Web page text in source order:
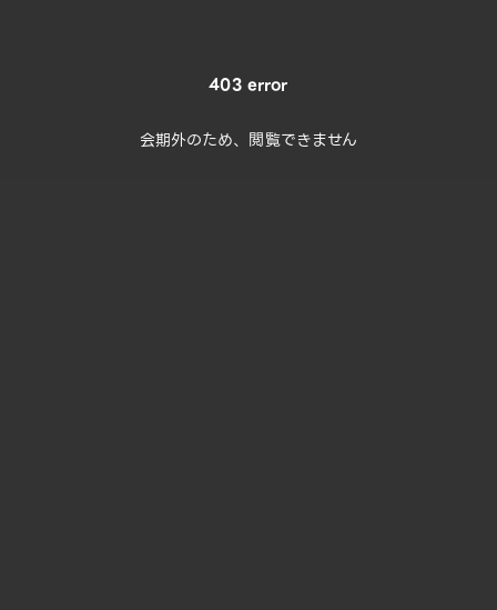
403 error
会期外のため、閲覧できません